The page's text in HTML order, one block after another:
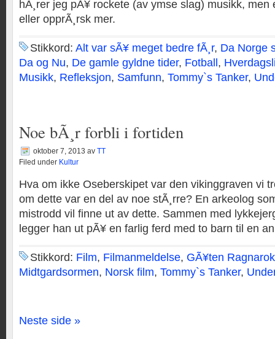
hÃ¸rer jeg pÃ¥ rockete (av ymse slag) musikk,
eller opprÃ¸rsk mer.
Stikkord: Alt var sÃ¥ meget bedre fÃ¸r, Da Norge
Da og Nu, De gamle gyldne tider, Fotball ,
Musikk, Refleksjon, Samfunn, Tommy`s Tanker,
Noe bÃ¸r forbli i fortiden
oktober 7, 2013 av TT
Filed under Kultur
Hva om ikke Oseberskipet var den vikinggraven vi
om dette var en del av noe stÃ¸rre? En arkeolog
mistrodd vil finne ut av dette. Sammen med
legger han ut pÃ¥ en farlig ferd med to barn til en
Stikkord: Film, Filmanmeldelse, GÃ¥ten Ragnarok
Midtgardsormen, Norsk film, Tommy`s Tanker,
Neste side »